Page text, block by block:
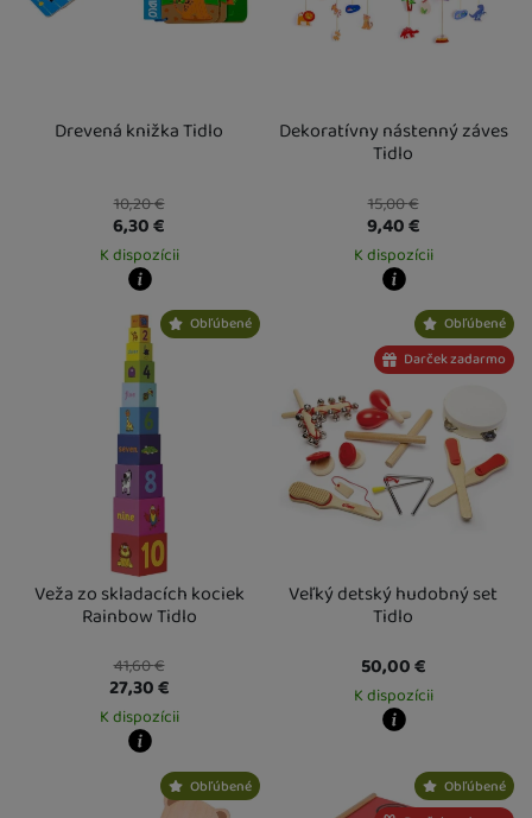
Drevená knižka Tidlo
10,20€
6,30€
K dispozícii
Kdy zboží dostanete?
Osobný odber vo výdajnom mieste
17. 8.
Dekoratívny nástenný záves
Tidlo
15,00€
9,40€
K dispozícii
Kdy zboží dostanete?
Osobný odber vo výdajnom mieste
17. 8.
Obľúbené
Veža zo skladacích kociek
Rainbow Tidlo
41,60€
27,30€
K dispozícii
Kdy zboží dostanete?
Osobný odber vo výdajnom mieste
Obľúbené
Darček zadarmo
Veľký detský hudobný set
Tidlo
50,00€
K dispozícii
Osobný odber vo výdajnom mieste
14. 8.
Obľúbené
Obľúbené